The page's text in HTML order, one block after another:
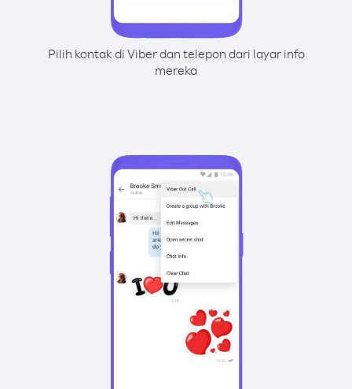
Pilih kontak di Viber dan telepon dari layar info
mereka